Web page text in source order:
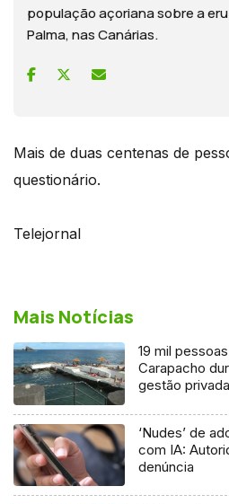
população açoriana sobre a
Palma, nas Canárias.
Mais de duas centenas de
questionário.
Telejornal
Mais Notícias
19 mil
Carapacho
gestão privada
‘Nudes’ de
com IA:
denúncia